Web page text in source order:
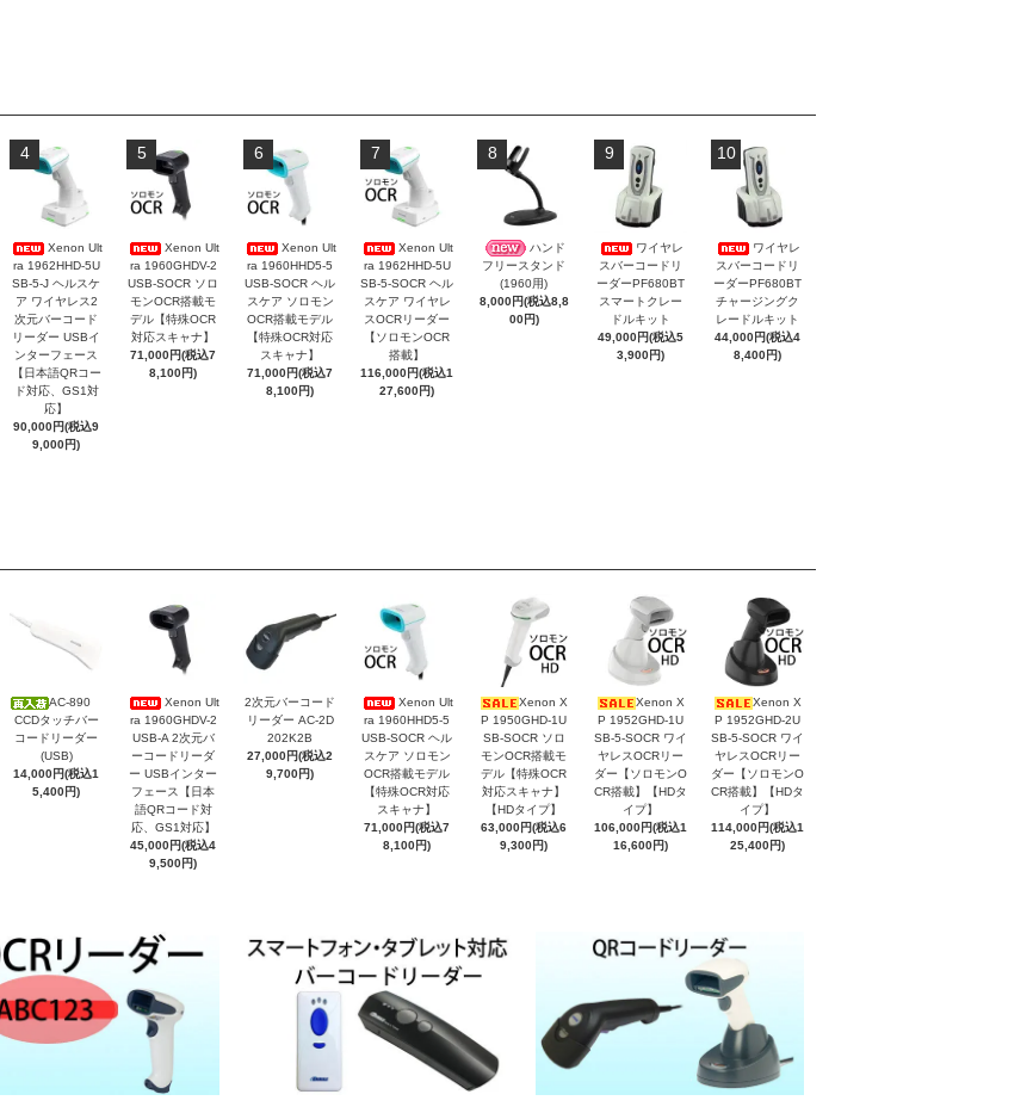
4
Xenon Ult
ra 1962HHD-5U
SB-5-J ヘルスケ
ア ワイヤレス2
次元バーコード
リーダー USBイ
ンターフェース
【日本語QRコー
ド対応、GS1対
応】
90,000円(税込9
9,000円)
5
Xenon Ult
ra 1960GHDV-2
USB-SOCR ソロ
モンOCR搭載モ
デル【特殊OCR
対応スキャナ】
71,000円(税込7
8,100円)
6
Xenon Ult
ra 1960HHD5-5
USB-SOCR ヘル
スケア ソロモン
OCR搭載モデル
【特殊OCR対応
スキャナ】
71,000円(税込7
8,100円)
7
Xenon Ult
ra 1962HHD-5U
SB-5-SOCR ヘル
スケア ワイヤレ
スOCRリーダー
【ソロモンOCR
搭載】
116,000円(税込1
27,600円)
8
ハンド
フリースタンド
(1960用)
8,000円(税込8,8
00円)
9
ワイヤレ
スバーコードリ
ーダーPF680BT
スマートクレー
ドルキット
49,000円(税込5
3,900円)
10
ワイヤレ
スバーコードリ
ーダーPF680BT
チャージングク
レードルキット
44,000円(税込4
8,400円)
AC-890
CCDタッチバー
コードリーダー
(USB)
14,000円(税込1
5,400円)
Xenon Ult
ra 1960GHDV-2
USB-A 2次元バ
ーコードリーダ
ー USBインター
フェース【日本
語QRコード対
応、GS1対応】
45,000円(税込4
9,500円)
2次元バーコード
リーダー AC-2D
202K2B
27,000円(税込2
9,700円)
Xenon Ult
ra 1960HHD5-5
USB-SOCR ヘル
スケア ソロモン
OCR搭載モデル
【特殊OCR対応
スキャナ】
71,000円(税込7
8,100円)
Xenon X
P 1950GHD-1U
SB-SOCR ソロ
モンOCR搭載モ
デル【特殊OCR
対応スキャナ】
【HDタイプ】
63,000円(税込6
9,300円)
Xenon X
P 1952GHD-1U
SB-5-SOCR ワイ
ヤレスOCRリー
ダー【ソロモンO
CR搭載】【HDタ
イプ】
106,000円(税込1
16,600円)
Xenon X
P 1952GHD-2U
SB-5-SOCR ワイ
ヤレスOCRリー
ダー【ソロモンO
CR搭載】【HDタ
イプ】
114,000円(税込1
25,400円)